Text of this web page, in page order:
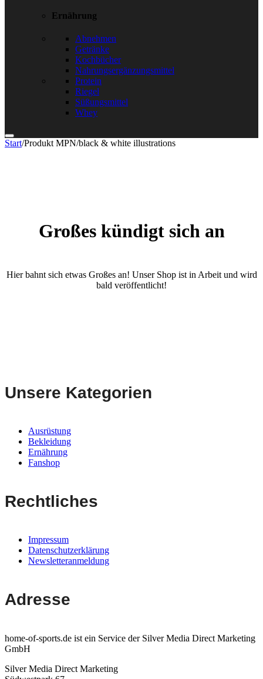
Ernährung
Abnehmen
Getränke
Kochbücher
Nahrungsergänzungsmittel
Protein
Riegel
Süßungsmittel
Whey
Start/Produkt MPN/black & white illustrations
Großes kündigt sich an
Hier bahnt sich etwas Großes an! Unser Shop ist in Arbeit und wird
bald veröffentlicht!
Unsere Kategorien
Ausrüstung
Bekleidung
Ernährung
Fanshop
Rechtliches
Impressum
Datenschutzerklärung
Newsletteranmeldung
Adresse
home-of-sports.de ist ein Service der Silver Media Direct Marketing
GmbH
Silver Media Direct Marketing